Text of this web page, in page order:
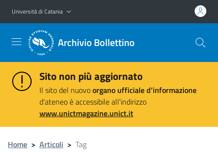
Vai al contenuto principale
Vai al menu di navigazione
Università di Catania
Archivio Bollettino
Sito non più aggiornato
Il sito del nuovoorgano ufficiale d'informazione
d'ateneo è accessibile all'indirizzo
www.unictmagazine.unict.it
Home > Articoli > Tag